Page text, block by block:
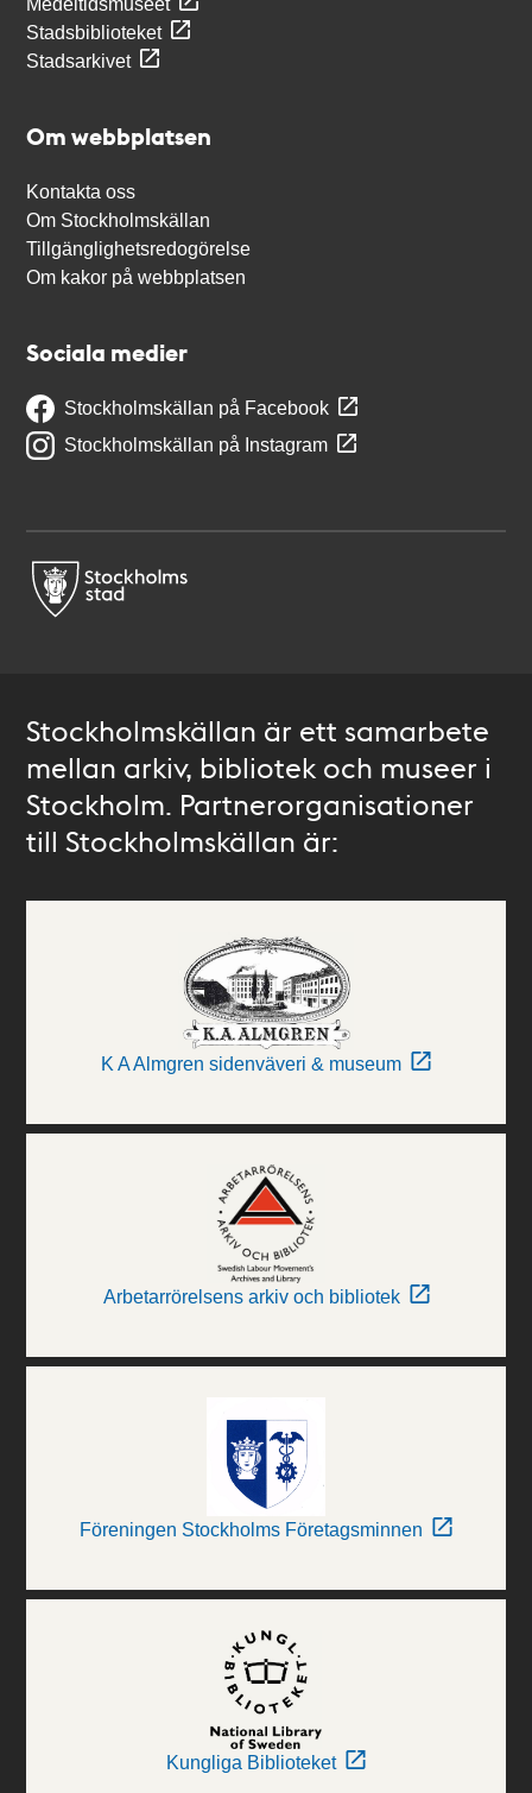
Medeltidsmuseet
Stadsbiblioteket
Stadsarkivet
Om webbplatsen
Kontakta oss
Om Stockholmskällan
Tillgänglighetsredogörelse
Om kakor på webbplatsen
Sociala medier
Stockholmskällan på Facebook
Stockholmskällan på Instagram
Stockholmskällan är ett samarbete
mellan arkiv, bibliotek och museer i
Stockholm. Partnerorganisationer
till Stockholmskällan är:
K A Almgren sidenväveri & museum
Arbetarrörelsens arkiv och bibliotek
Föreningen Stockholms Företagsminnen
Kungliga Biblioteket